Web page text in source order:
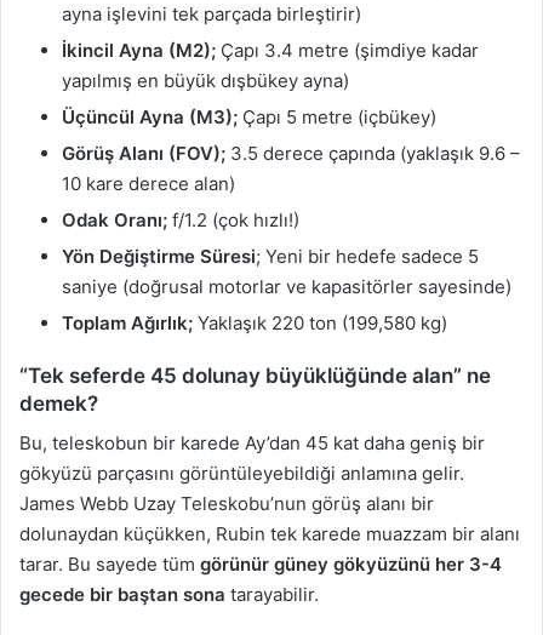
ayna işlevini tek parçada birleştirir)
İkincil Ayna (M2); Çapı 3.4 metre (şimdiye kadar
yapılmış en büyük dışbükey ayna)
Üçüncül Ayna (M3); Çapı 5 metre (içbükey)
Görüş Alanı (FOV); 3.5 derece çapında (yaklaşık 9.6 –
10 kare derece alan)
Odak Oranı; f/1.2 (çok hızlı!)
Yön Değiştirme Süresi; Yeni bir hedefe sadece 5
saniye (doğrusal motorlar ve kapasitörler sayesinde)
Toplam Ağırlık; Yaklaşık 220 ton (199,580 kg)
“Tek seferde 45 dolunay büyüklüğünde alan” ne
demek?
Bu, teleskobun bir karede Ay’dan 45 kat daha geniş bir
gökyüzü parçasını görüntüleyebildiği anlamına gelir.
James Webb Uzay Teleskobu’nun görüş alanı bir
dolunaydan küçükken, Rubin tek karede muazzam bir alanı
tarar. Bu sayede tüm görünür güney gökyüzünü her 3-4
gecede bir baştan sona tarayabilir.